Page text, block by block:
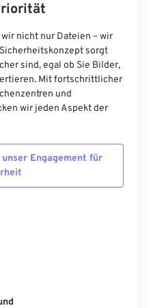
nicht nur Dateien – wir
sorgt
sind, egal ob Sie Bilder,
Mit fortschrittlicher
und
wir jeden Aspekt der
Engagement für